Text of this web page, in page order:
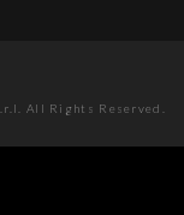
All Rights Reserved.